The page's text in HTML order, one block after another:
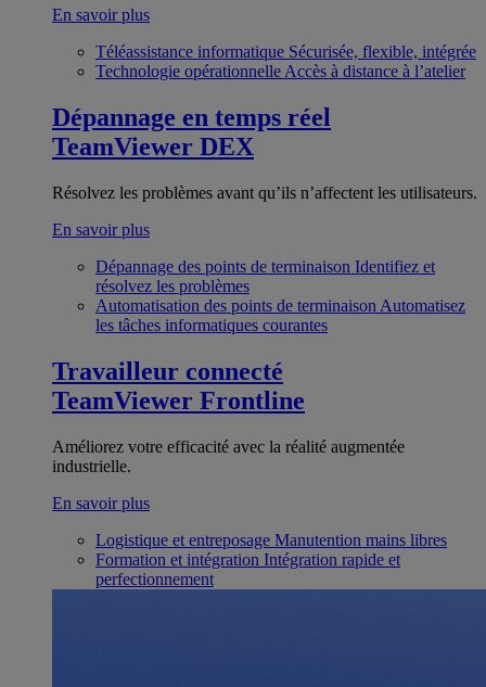
En savoir plus
Téléassistance informatique Sécurisée, flexible, intégrée
Technologie opérationnelle Accès à distance à l’atelier
Dépannage en temps réel
TeamViewer DEX
Résolvez les problèmes avant qu’ils n’affectent les utilisateurs.
En savoir plus
Dépannage des points de terminaison Identifiez et
résolvez les problèmes
Automatisation des points de terminaison Automatisez
les tâches informatiques courantes
Travailleur connecté
TeamViewer Frontline
Améliorez votre efficacité avec la réalité augmentée
industrielle.
En savoir plus
Logistique et entreposage Manutention mains libres
Formation et intégration Intégration rapide et
perfectionnement